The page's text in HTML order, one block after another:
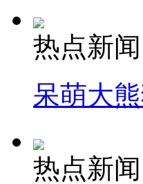
热点新闻
呆萌大
热点新闻